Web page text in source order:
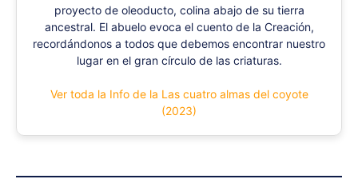
proyecto de oleoducto, colina abajo de su tierra
ancestral. El abuelo evoca el cuento de la Creación,
recordándonos a todos que debemos encontrar nuestro
lugar en el gran círculo de las criaturas.
Ver toda la Info de la Las cuatro almas del coyote
(2023)